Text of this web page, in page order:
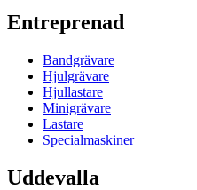
Entreprenad
Bandgrävare
Hjulgrävare
Hjullastare
Minigrävare
Lastare
Specialmaskiner
Uddevalla